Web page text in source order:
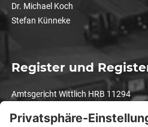
Dr. Michael Koch
Stefan Künneke
Register und
Amtsgericht Wittlich HRB 11294